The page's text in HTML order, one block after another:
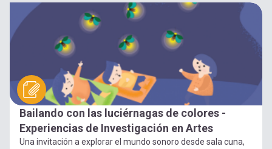
Bailando con las luciérnagas de colores -
Experiencias de Investigación en Artes
Una invitación a explorar el mundo sonoro desde sala cuna,